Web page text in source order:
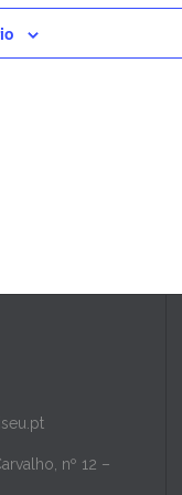
nº 12 –